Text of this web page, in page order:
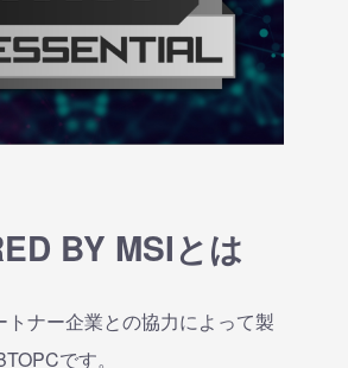
BY MSIとは
トナー企業との協力によって製
です。